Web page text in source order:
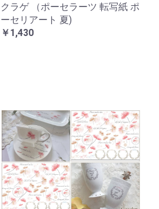
クラゲ （ポーセラーツ 転写紙 ポ
ーセリアート 夏)
￥1,430